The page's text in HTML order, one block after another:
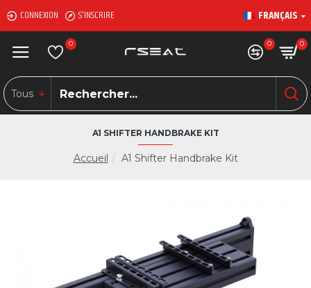
CONNEXION S'INSCRIRE FRANÇAIS
0 0 0
Tous
Accueil A1 Shifter Handbrake Kit
A1 SHIFTER HANDBRAKE KIT